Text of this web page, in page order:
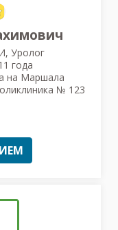
Уролог
года
на Маршала
№ 123